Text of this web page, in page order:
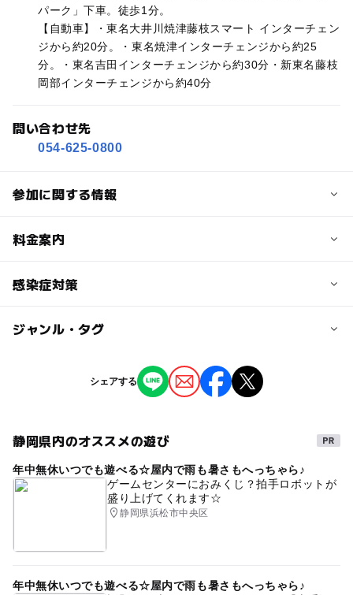
パーク」下車。徒歩1分。
【自動車】・東名大井川焼津藤枝スマート インターチェン
ジから約20分。・東名焼津インターチェンジから約25
分。・東名吉田インターチェンジから約30分・新東名藤枝
岡部インターチェンジから約40分
問い合わせ先
054-625-0800
参加に関する情報
定員
中学生･高校生大人
予約不要
料金案内
子供の料金
4歳以上200円 ※3歳以下の無料のお子さまは膝上で観
600円
大人の料金詳細
16歳以上600円
感染症対策
館内などに手指の消毒液を設置しています。
ジャンル・タグ
季節のイベント
タグ
ディスカバリーパーク焼津 イベント
宇宙 体験
子どもとお出かけ 子連れイベント 子連れ
シェアする
静岡県内のオススメの遊び
年中無休いつでも遊べる☆屋内で雨も暑さもへっちゃら♪
ゲームセンターにおみくじ？拍手ロボットが
盛り上げてくれます☆
静岡県浜松市中央区
年中無休いつでも遊べる☆屋内で雨も暑さもへっちゃら♪